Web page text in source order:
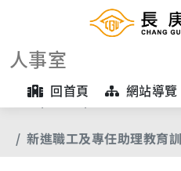
人事室
回首頁 網站導覽
首頁 首頁
教育訓練資訊網
新進職工及專任助理教育